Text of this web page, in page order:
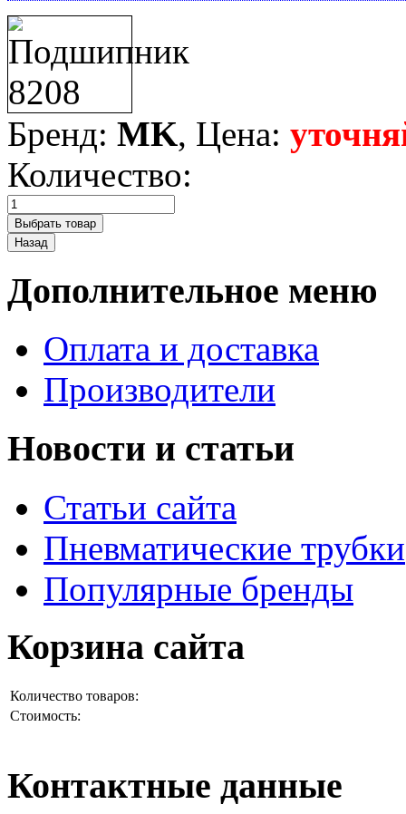
Бренд: MK, Цена:
Количество:
Дополнительное меню
Оплата и доставка
Производители
Новости и статьи
Статьи сайта
Пневматические трубки
Популярные бренды
Корзина сайта
Количество товаров:
Стоимость:
Контактные данные